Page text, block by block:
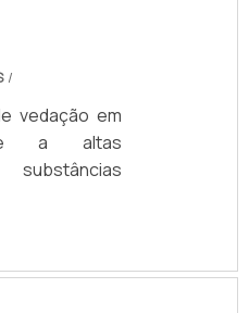
/
vedação em
a altas